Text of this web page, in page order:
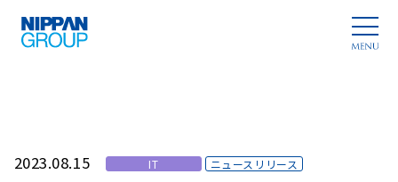
2023.08.15 IT ニュースリリース